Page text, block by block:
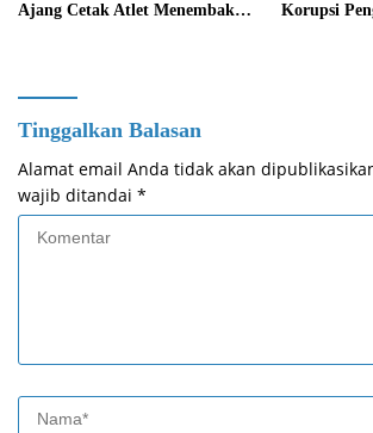
Ajang Cetak Atlet Menembak
Korupsi
Tinggalkan Balasan
Alamat email Anda tidak akan
wajib ditandai *